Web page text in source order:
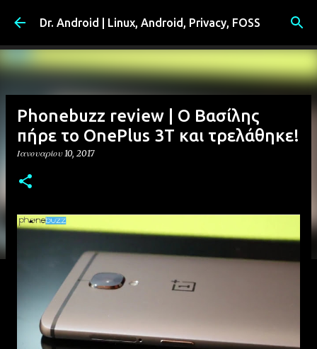
Μετάβαση στο κύριο περιεχόμενο
Dr. Android | Linux, Android, Privacy, FOSS
Phonebuzz review | Ο Βασίλης
πήρε το OnePlus 3T και τρελάθηκε!
Ιανουαρίου 10, 2017